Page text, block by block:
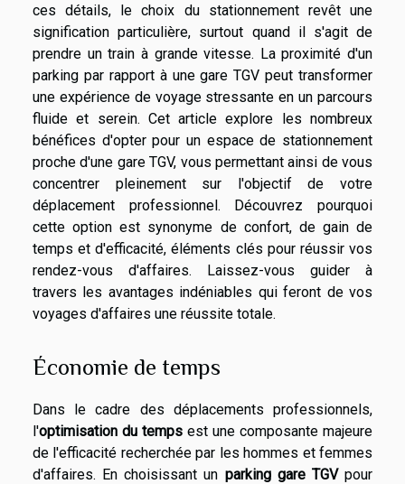
ces détails, le choix du stationnement revêt une
signification particulière, surtout quand il s'agit de
prendre un train à grande vitesse. La proximité d'un
parking par rapport à une gare TGV peut transformer
une expérience de voyage stressante en un parcours
fluide et serein. Cet article explore les nombreux
bénéfices d'opter pour un espace de stationnement
proche d'une gare TGV, vous permettant ainsi de vous
concentrer pleinement sur l'objectif de votre
déplacement professionnel. Découvrez pourquoi
cette option est synonyme de confort, de gain de
temps et d'efficacité, éléments clés pour réussir vos
rendez-vous d'affaires. Laissez-vous guider à
travers les avantages indéniables qui feront de vos
voyages d'affaires une réussite totale.
Économie de temps
Dans le cadre des déplacements professionnels,
l'optimisation du temps est une composante majeure
de l'efficacité recherchée par les hommes et femmes
d'affaires. En choisissant un parking gare TGVpour